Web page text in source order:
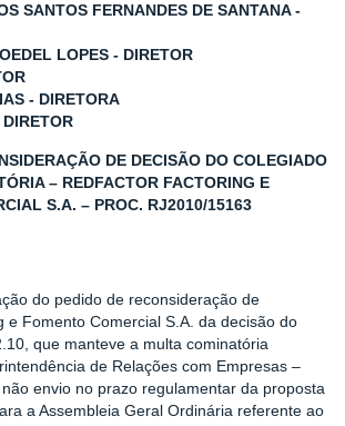
SANTOS FERNANDES DE SANTANA -
LOPES - DIRETOR
- DIRETORA
DE DECISÃO DO COLEGIADO
– REDFACTOR FACTORING E
S.A. – PROC. RJ2010/15163
do pedido de reconsideração de
e Fomento Comercial S.A. da decisão do
que manteve a multa cominatória
de Relações com Empresas –
envio no prazo regulamentar da proposta
a Assembleia Geral Ordinária referente ao